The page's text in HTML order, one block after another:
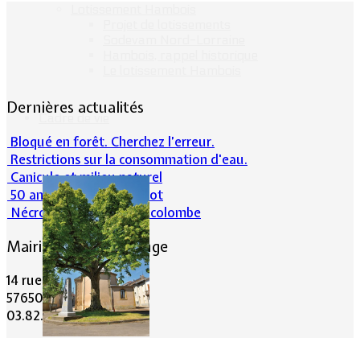
Cadre de vie
Dernières actualités
Bloqué en forêt. Cherchez l’erreur.
Restrictions sur la consommation d'eau.
Canicule et milieu naturel
50 ans d’histoires de foot
Nécrologie : Norbert Lacolombe
Mairie de Lommerange
14 rue Maréchal Joffre
57650 LOMMERANGE
03.82.84.81.48